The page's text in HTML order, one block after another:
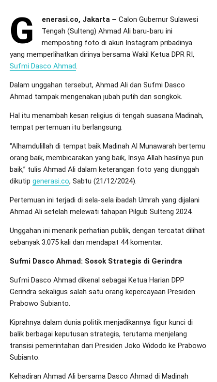
G enerasi.co, Jakarta – Calon Gubernur Sulawesi
Tengah (Sulteng) Ahmad Ali baru-baru ini
memposting foto di akun Instagram pribadinya
yang memperlihatkan dirinya bersama Wakil Ketua DPR RI,
Sufmi Dasco Ahmad.
Dalam unggahan tersebut, Ahmad Ali dan Sufmi Dasco
Ahmad tampak mengenakan jubah putih dan songkok.
Hal itu menambah kesan religius di tengah suasana Madinah,
tempat pertemuan itu berlangsung.
“Alhamdulillah di tempat baik Madinah Al Munawarah bertemu
orang baik, membicarakan yang baik, Insya Allah hasilnya pun
baik,” tulis Ahmad Ali dalam keterangan foto yang diunggah
dikutip generasi.co, Sabtu (21/12/2024).
Pertemuan ini terjadi di sela-sela ibadah Umrah yang dijalani
Ahmad Ali setelah melewati tahapan Pilgub Sulteng 2024.
Unggahan ini menarik perhatian publik, dengan tercatat dilihat
sebanyak 3.075 kali dan mendapat 44 komentar.
Sufmi Dasco Ahmad: Sosok Strategis di Gerindra
Sufmi Dasco Ahmad dikenal sebagai Ketua Harian DPP
Gerindra sekaligus salah satu orang kepercayaan Presiden
Prabowo Subianto.
Kiprahnya dalam dunia politik menjadikannya figur kunci di
balik berbagai keputusan strategis, terutama menjelang
transisi pemerintahan dari Presiden Joko Widodo ke Prabowo
Subianto.
Kehadiran Ahmad Ali bersama Dasco Ahmad di Madinah